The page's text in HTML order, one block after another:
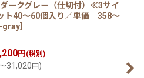
ークグレー（仕切付）≪3サイ
40〜60個入り／単価 358〜
gray
円 (税別)
31,020 円 )